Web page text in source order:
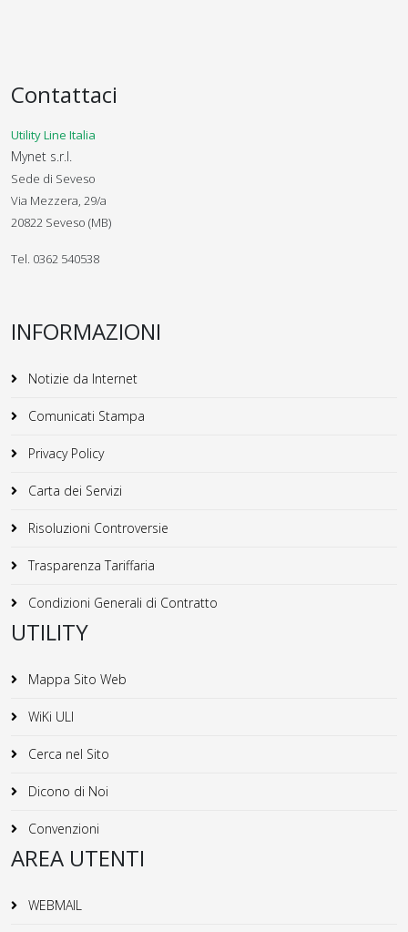
Contattaci
Utility Line Italia
Mynet s.r.l.
Sede di Seveso
Via Mezzera, 29/a
20822 Seveso (MB)
Tel. 0362 540538
INFORMAZIONI
Notizie da Internet
Comunicati Stampa
Privacy Policy
Carta dei Servizi
Risoluzioni Controversie
Trasparenza Tariffaria
Condizioni Generali di Contratto
UTILITY
Mappa Sito Web
WiKi ULI
Cerca nel Sito
Dicono di Noi
Convenzioni
AREA UTENTI
WEBMAIL